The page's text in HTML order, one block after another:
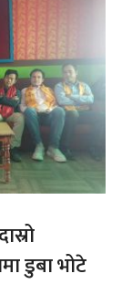
डुबा भोटे